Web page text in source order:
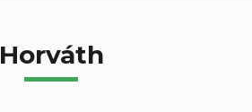
Horváth